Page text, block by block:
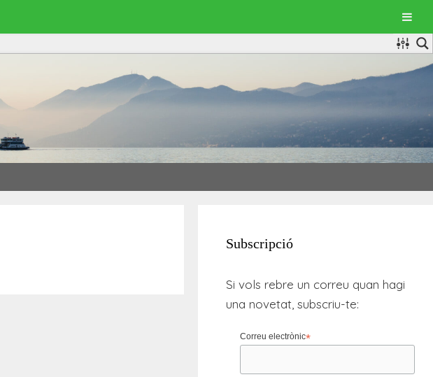
Subscripció
Si vols rebre un correu quan hagi
una novetat, subscriu-te:
Correu electrònic*